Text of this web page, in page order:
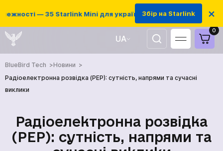
— 35 Starlink Mini для українських захисників
Збір на Starlink ×
UA
EN
0
BlueBird Tech
Новини
Радіоелектронна розвідка (РЕР): сутність, напрями та сучасні
виклики
Радіоелектронна розвідка
(РЕР): сутність, напрями та